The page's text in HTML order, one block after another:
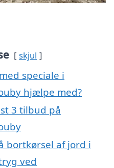
skjul
speciale i
hjælpe med?
3 tilbud på
bortkørsel af jord i
ved